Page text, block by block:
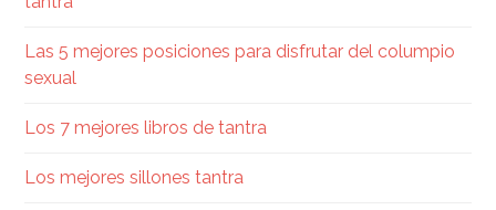
Las 5 mejores posiciones para disfrutar del columpio
sexual
Los 7 mejores libros de tantra
Los mejores sillones tantra